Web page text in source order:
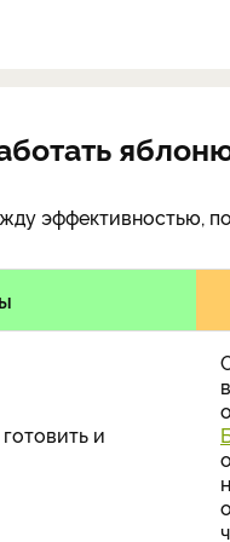
эффективностью,
и